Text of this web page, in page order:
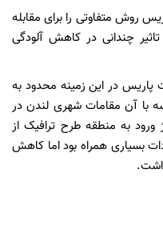
پاریس روش‌ متفاوتی را برای مقابله
تاثیر چندانی در کاهش آلودگی
پاریس در این زمینه محدود به
با آن مقامات شهری لندن در
ورود به منطقه طرح ترافیک از
بسیاری همراه بود اما کاهش